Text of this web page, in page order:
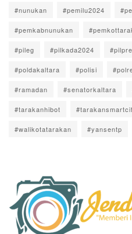
#nunukan #pemilu2024
#pemkabnunukan
#pileg #pilkada2024
#poldakaltara #polisi
#ramadan #senatorkaltara
#tarakanhibot
#walikotatarakan #yansentp